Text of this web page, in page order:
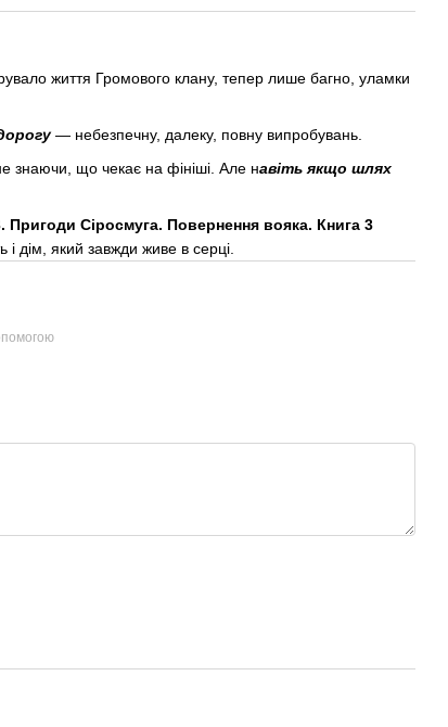
життя Громового клану, тепер лише багно, уламки
— небезпечну, далеку, повну випробувань.
знаючи, що чекає на фініші. Але навіть якщо шлях
Пригоди Сіросмуга. Повернення вояка. Книга 3
і дім, який завжди живе в серці.